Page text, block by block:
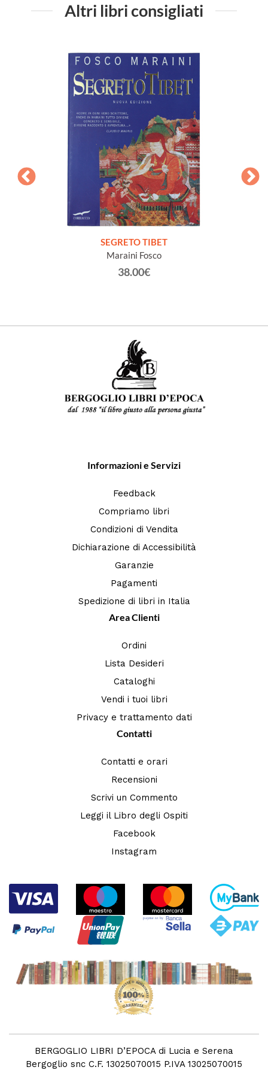
Altri libri consigliati
SEGRETO TIBET
Maraini Fosco
38.00€
Informazioni e Servizi
Feedback
Compriamo libri
Condizioni di Vendita
Dichiarazione di Accessibilità
Garanzie
Pagamenti
Spedizione di libri in Italia
Area Clienti
Ordini
Lista Desideri
Cataloghi
Vendi i tuoi libri
Privacy e trattamento dati
Contatti
Contatti e orari
Recensioni
Scrivi un Commento
Leggi il Libro degli Ospiti
Facebook
Instagram
BERGOGLIO LIBRI D’EPOCA di Lucia e Serena
Bergoglio snc C.F. 13025070015 P.IVA 13025070015